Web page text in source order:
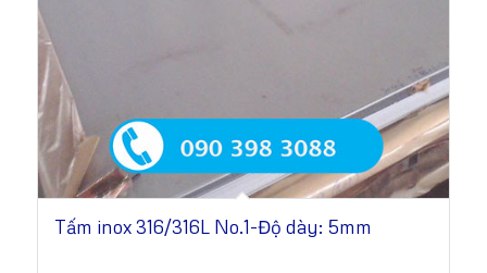
Tấm inox 316/316L No.1-Độ dày: 5mm